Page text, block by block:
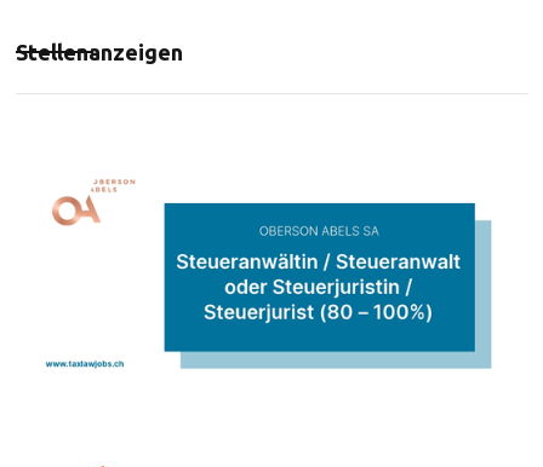
Stellenanzeigen